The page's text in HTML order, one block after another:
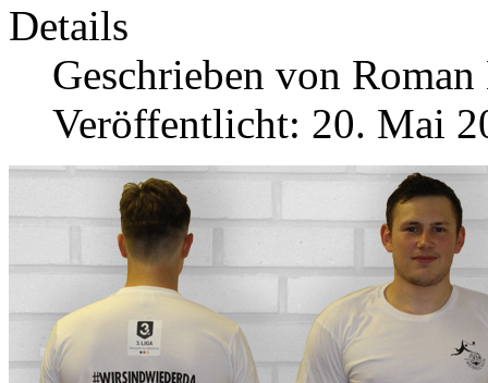
Details
Geschrieben von
Veröffentlicht: 20. Mai